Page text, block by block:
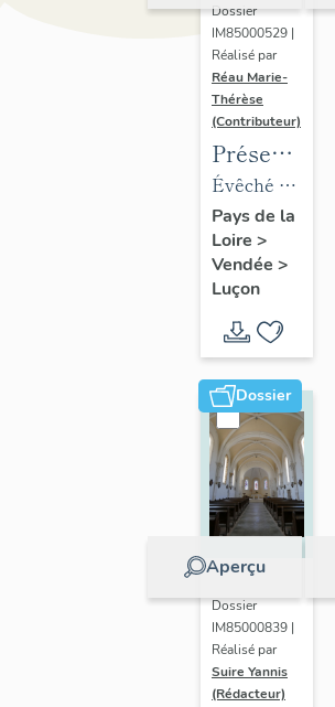
Dossier
IM85000529 |
Réalisé par
Réau Marie-
Thérèse
(Contributeur)
Présentation
du
mobilier
de
l'évêché
de
Luçon
Évêché de
Luçon,
place
Leclerc
Pays de la
Loire >
Vendée >
Luçon
Dossier
Aperçu
Dossier
IM85000839 |
Réalisé par
Suire Yannis
(Rédacteur)